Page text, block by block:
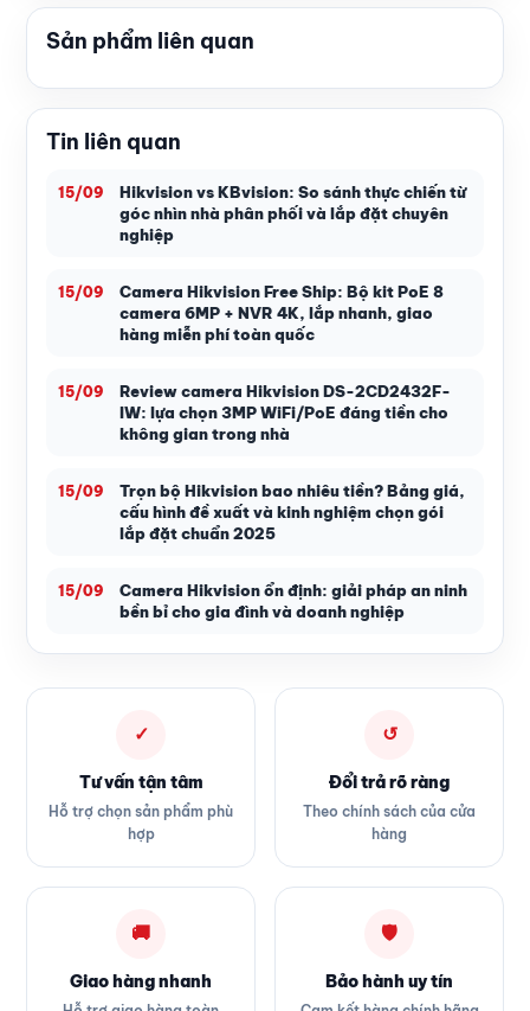
Sản phẩm liên quan
Tin liên quan
15/09
Hikvision vs KBvision: So sánh thực chiến từ
góc nhìn nhà phân phối và lắp đặt chuyên
nghiệp
15/09
Camera Hikvision Free Ship: Bộ kit PoE 8
camera 6MP + NVR 4K, lắp nhanh, giao
hàng miễn phí toàn quốc
15/09
Review camera Hikvision DS-2CD2432F-
IW: lựa chọn 3MP WiFi/PoE đáng tiền cho
không gian trong nhà
15/09
Trọn bộ Hikvision bao nhiêu tiền? Bảng giá,
cấu hình đề xuất và kinh nghiệm chọn gói
lắp đặt chuẩn 2025
15/09
Camera Hikvision ổn định: giải pháp an ninh
bền bỉ cho gia đình và doanh nghiệp
✓
Tư vấn tận tâm
Hỗ trợ chọn sản phẩm phù
hợp
↺
Đổi trả rõ ràng
Theo chính sách của cửa
hàng
🚚
Giao hàng nhanh
🛡
Bảo hành uy tín